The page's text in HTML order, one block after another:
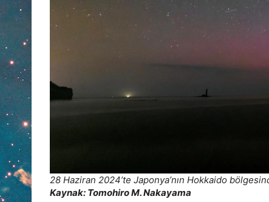
28 Haziran 2024’te Japonya’nın Hokkaido
Kaynak: Tomohiro M. Nakayama